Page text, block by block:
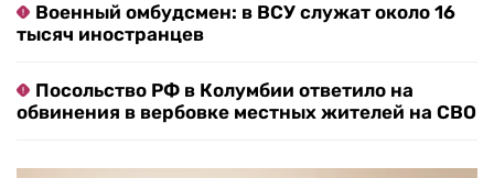
Военный омбудсмен: в ВСУ служат около 16
тысяч иностранцев
Посольство РФ в Колумбии ответило на
обвинения в вербовке местных жителей на СВО